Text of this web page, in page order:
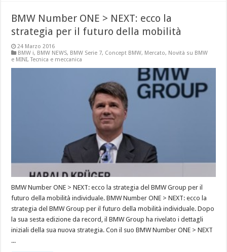
BMW Number ONE > NEXT: ecco la
strategia per il futuro della mobilità
24 Marzo 2016
BMW i, BMW NEWS, BMW Serie 7, Concept BMW, Mercato, Novità su BMW
e MINI,Tecnica e meccanica
BMW Number ONE > NEXT: ecco la strategia del BMW Group per il
futuro della mobilità individuale. BMW Number ONE > NEXT: ecco la
strategia del BMW Group per il futuro della mobilità individuale. Dopo
la sua sesta edizione da record, il BMW Group ha rivelato i dettagli
iniziali della sua nuova strategia. Con il suo BMW Number ONE > NEXT
...